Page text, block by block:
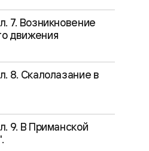
7. Возникновение
движения
8. Скалолазание в
9. В Приманской